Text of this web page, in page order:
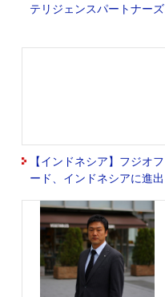
テリジェンスパートナーズ
【インドネシア】フジオフ
ード、インドネシアに進出